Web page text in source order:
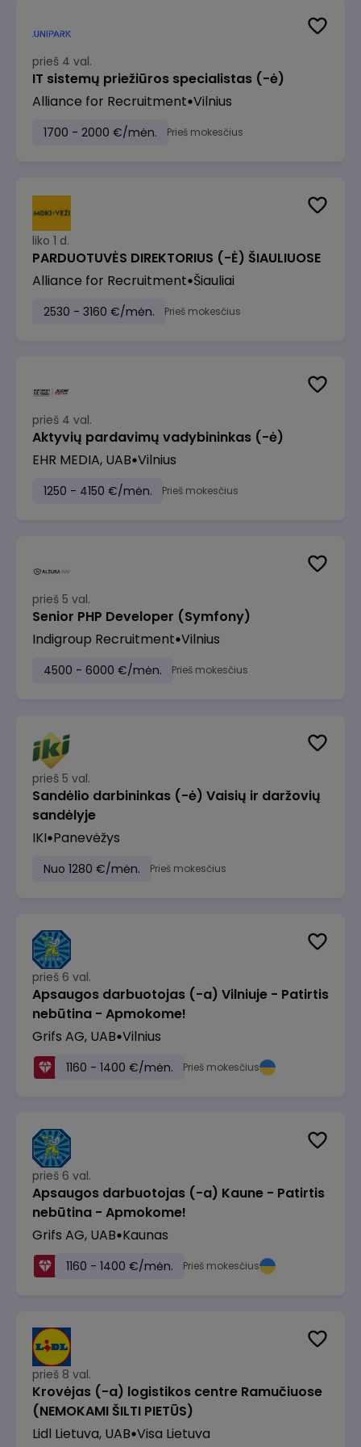
prieš 4 val.
IT sistemų priežiūros specialistas (-ė)
Alliance for Recruitment Vilnius
1700 - 2000 €/mėn. Prieš mokesčius
liko 1 d.
PARDUOTUVĖS DIREKTORIUS (-Ė) ŠIAULIUOSE
Alliance for Recruitment Šiauliai
2530 - 3160 €/mėn. Prieš mokesčius
prieš 4 val.
Aktyvių pardavimų vadybininkas (-ė)
EHR MEDIA, UAB Vilnius
1250 - 4150 €/mėn. Prieš mokesčius
prieš 5 val.
Senior PHP Developer (Symfony)
Indigroup Recruitment Vilnius
4500 - 6000 €/mėn. Prieš mokesčius
prieš 5 val.
Sandėlio darbininkas (-ė) Vaisių ir daržovių
sandėlyje
IKI Panevėžys
Nuo 1280 €/mėn. Prieš mokesčius
prieš 6 val.
Apsaugos darbuotojas (-a) Vilniuje - Patirtis
nebūtina - Apmokome!
Grifs AG, UAB Vilnius
1160 - 1400 €/mėn. Prieš mokesčius
prieš 6 val.
Apsaugos darbuotojas (-a) Kaune - Patirtis
nebūtina - Apmokome!
Grifs AG, UAB Kaunas
1160 - 1400 €/mėn. Prieš mokesčius
prieš 8 val.
Krovėjas (-a) logistikos centre Ramučiuose
(NEMOKAMI ŠILTI PIETŪS)
Lidl Lietuva, UAB Visa Lietuva